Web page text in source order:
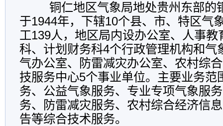
铜仁地区气象局地处贵州东部的
于1944年，下辖10个县、市、特区气
工139人，地区局内设办公室、人事教
科、计划财务科4个行政管理机构和气
气办公室、防雷减灾办公室、农村综
技服务中心5个事业单位。主要业务范
务、公益气象服务、专业专项气象服
务、防雷减灾服务、农村综合经济信
告等综合技术服务。